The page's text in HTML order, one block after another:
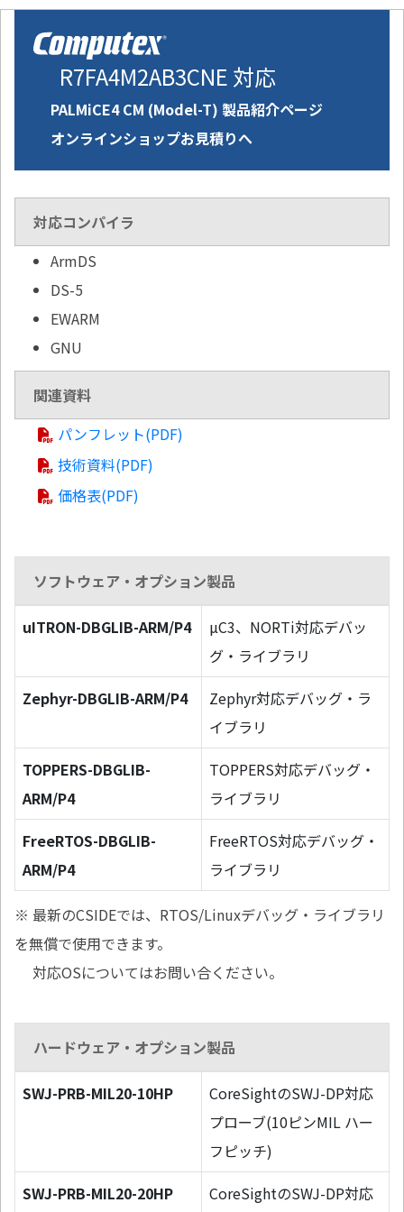
R7FA4M2AB3CNE 対応
PALMiCE4 CM (Model-T) 製品紹介ページ
オンラインショップお見積りへ
対応コンパイラ
ArmDS
DS-5
EWARM
GNU
関連資料
パンフレット(PDF)
技術資料(PDF)
価格表(PDF)
ソフトウェア・オプション製品
uITRON-DBGLIB-ARM/P4
µC3、NORTi対応デバッ
グ・ライブラリ
Zephyr-DBGLIB-ARM/P4
Zephyr対応デバッグ・ラ
イブラリ
TOPPERS-DBGLIB-
ARM/P4
TOPPERS対応デバッグ・
ライブラリ
FreeRTOS-DBGLIB-
ARM/P4
FreeRTOS対応デバッグ・
ライブラリ
※ 最新のCSIDEでは、RTOS/Linuxデバッグ・ライブラリ
を無償で使用できます。
対応OSについてはお問い合ください。
ハードウェア・オプション製品
SWJ-PRB-MIL20-10HP
CoreSightのSWJ-DP対応
プローブ(10ピンMIL ハー
フピッチ)
SWJ-PRB-MIL20-20HP
CoreSightのSWJ-DP対応